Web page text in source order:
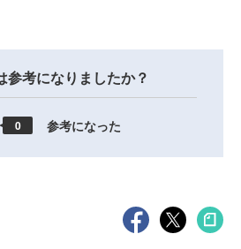
参考になりましたか？
0 参考になった